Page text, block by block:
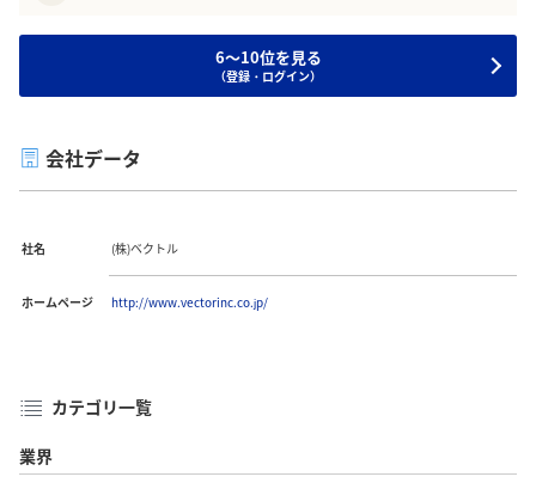
6～10位を見る
（登録・ログイン）
会社データ
社名 (株)ベクトル
ホームページ http://www.vectorinc.co.jp/
カテゴリ一覧
業界